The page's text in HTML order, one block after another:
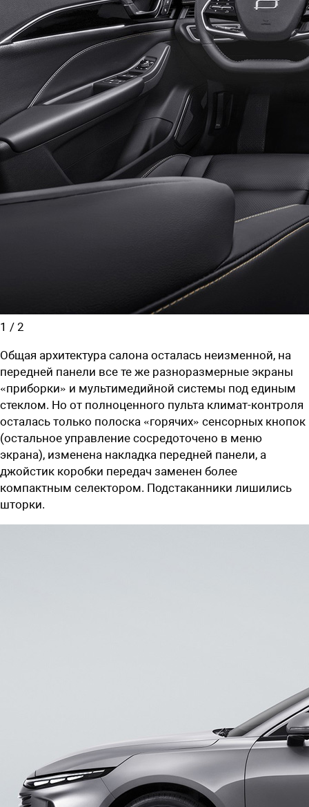
1 / 2
Общая архитектура салона осталась неизменной, на
передней панели все те же разноразмерные экраны
«приборки» и мультимедийной системы под единым
стеклом. Но от полноценного пульта климат-контроля
осталась только полоска «горячих» сенсорных кнопок
(остальное управление сосредоточено в меню
экрана), изменена накладка передней панели, а
джойстик коробки передач заменен более
компактным селектором. Подстаканники лишились
шторки.